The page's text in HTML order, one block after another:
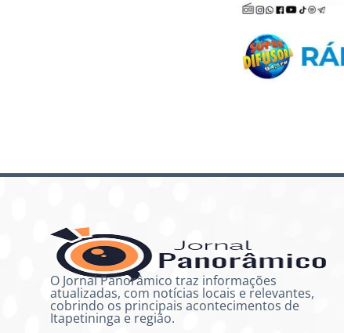
O Jornal Panorâmico traz informações
atualizadas, com notícias locais e relevantes,
cobrindo os principais acontecimentos de
Itapetininga e região.